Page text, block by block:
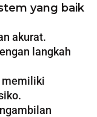
yang baik
akurat.
langkah
memiliki